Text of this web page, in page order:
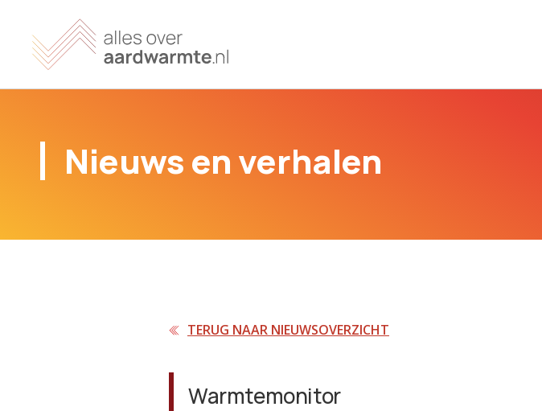
Nieuws en verhalen
TERUG NAAR NIEUWSOVERZICHT
Warmtemonitor